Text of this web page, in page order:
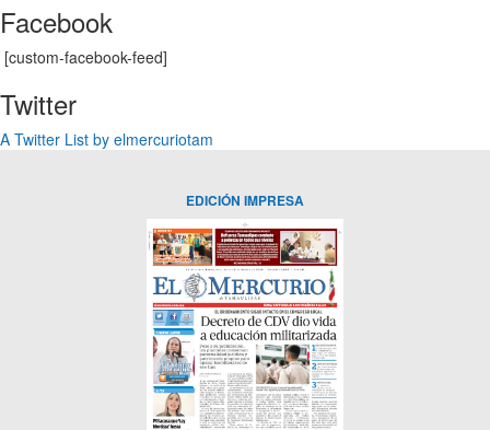
Facebook
[custom-facebook-feed]
Twitter
A Twitter List by elmercuriotam
EDICIÓN IMPRESA